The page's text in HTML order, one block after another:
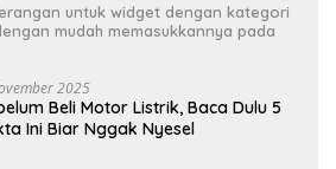
untuk widget dengan kategori
mudah memasukkannya pada
2025
Beli Motor Listrik, Baca Dulu 5
Ini Biar Nggak Nyesel